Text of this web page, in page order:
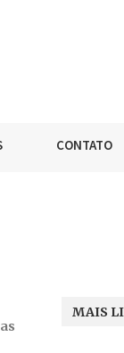
CONTATO
MAIS